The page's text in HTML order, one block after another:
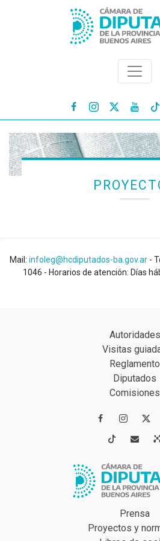
 
Mail: infoleg@hcdiputados-ba.gov.ar -
1046 - Horarios de atención: Días
Autoridades
Visitas
Reglamento
Diputados
Comisiones


Prensa
Proyectos y